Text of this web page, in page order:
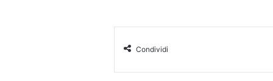
Condividi